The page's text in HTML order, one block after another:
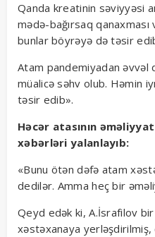
Qanda kreatinin səviyyəsi
mədə-bağırsaq qanaxması
bunlar böyrəyə də təsir
Atam pandemiyadan əvvəl
müalicə səhv olub. Həmin
təsir edib».
Həcər atasının
xəbərləri yalanlayıb:
«Bunu ötən dəfə atam
dedilər. Amma heç bir
Qeyd edək ki, A.İsrafilov
xəstəxanaya yerləşdirilmiş,